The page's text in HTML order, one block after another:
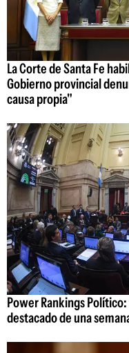
La Corte de Santa Fe
Gobierno provincial
causa propia"
Power Rankings
destacado de una